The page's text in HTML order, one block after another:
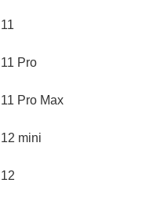
Pro
Pro Max
mini